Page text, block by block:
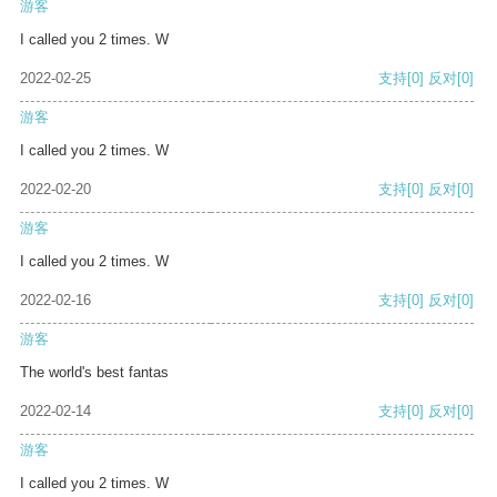
游客
I called you 2 times. W
2022-02-25 支持[0] 反对[0]
游客
I called you 2 times. W
2022-02-20 支持[0] 反对[0]
游客
I called you 2 times. W
2022-02-16 支持[0] 反对[0]
游客
The world's best fantas
2022-02-14 支持[0] 反对[0]
游客
I called you 2 times. W